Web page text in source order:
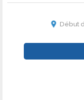
studio, une
montagnard. La
décembre.
Début